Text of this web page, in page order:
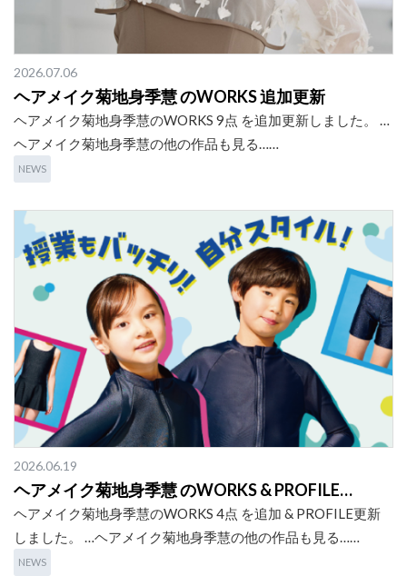
2026.07.06
ヘアメイク菊地身季慧 のWORKS 追加更新
ヘアメイク菊地身季慧のWORKS 9点 を追加更新しました。 …
ヘアメイク菊地身季慧の他の作品も見る……
NEWS
2026.06.19
ヘアメイク菊地身季慧 のWORKS & PROFILE…
ヘアメイク菊地身季慧のWORKS 4点 を追加 & PROFILE更新
しました。 …ヘアメイク菊地身季慧の他の作品も見る……
NEWS